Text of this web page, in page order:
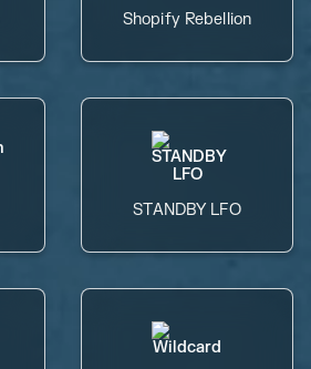
Shopify Rebellion
STANDBY LFO